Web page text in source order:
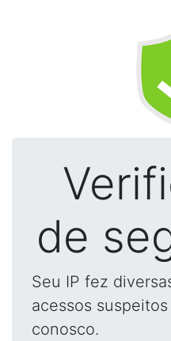
de
Seu IP fez
acessos
conosco.